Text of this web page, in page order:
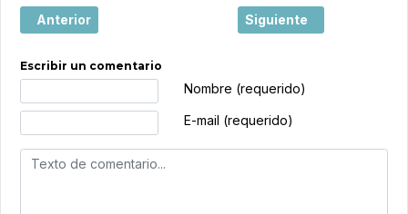
Artículo anterior: Los mejores viajes para este verano
Anterior Artículo siguiente: Las
Siguiente
Escribir un comentario
Nombre (requerido)
E-mail (requerido)